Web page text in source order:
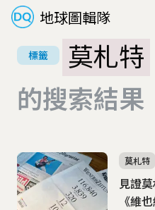
地球圖輯隊
標籤
莫札特
的搜索結果
見證
《維
莫札特